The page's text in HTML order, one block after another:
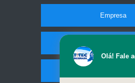
Empresa
Olá! Fale